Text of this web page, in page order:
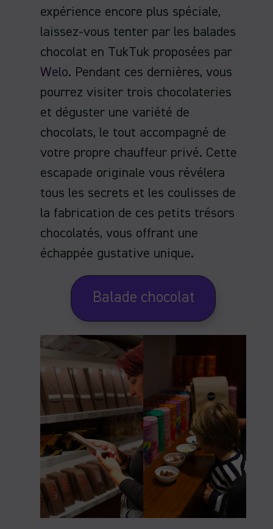
expérience encore plus spéciale,
laissez-vous tenter par les balades
chocolat en TukTuk proposées par
Welo. Pendant ces dernières, vous
pourrez visiter trois chocolateries
et déguster une variété de
chocolats, le tout accompagné de
votre propre chauffeur privé. Cette
escapade originale vous révélera
tous les secrets et les coulisses de
la fabrication de ces petits trésors
chocolatés, vous offrant une
échappée gustative unique.
Balade chocolat